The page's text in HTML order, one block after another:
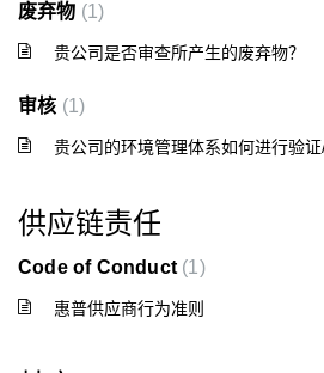
废弃物 1
贵公司是否审查所产生的废弃物？
审核 1
贵公司的环境管理体系如何进行验证
供应链责任
Code of Conduct 1
惠普供应商行为准则